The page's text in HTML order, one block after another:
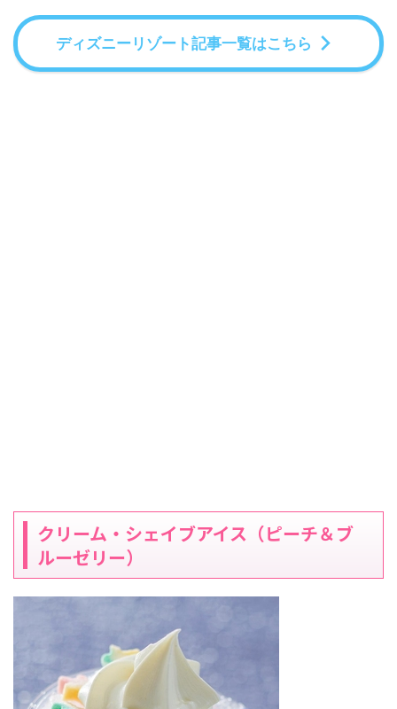
ディズニーリゾート記事一覧はこちら
クリーム・シェイブアイス（ピーチ＆ブ
ルーゼリー）